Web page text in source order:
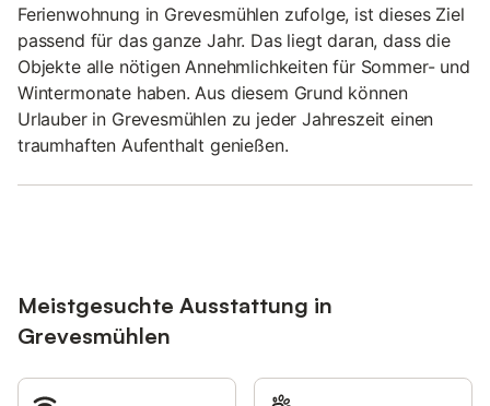
Ferienwohnung in Grevesmühlen zufolge, ist dieses Ziel
passend für das ganze Jahr. Das liegt daran, dass die
Objekte alle nötigen Annehmlichkeiten für Sommer- und
Wintermonate haben. Aus diesem Grund können
Urlauber in Grevesmühlen zu jeder Jahreszeit einen
traumhaften Aufenthalt genießen.
Meistgesuchte Ausstattung in
Grevesmühlen